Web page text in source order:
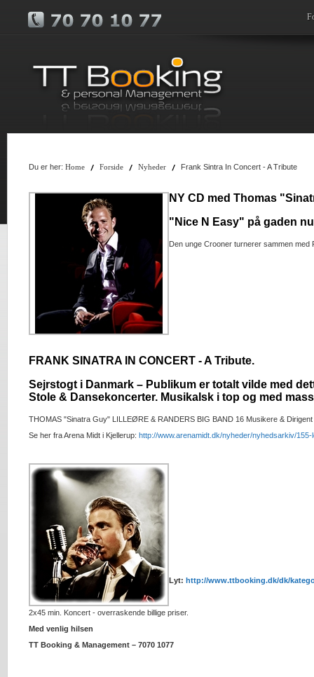
Du er her: Home Forside Nyheder Frank Sintra In Concert - A Tribute
NY CD med Thomas
"Nice N Easy" på gaden
Den unge Crooner turnerer sammen med
FRANK SINATRA IN CONCERT - A Tribute.
Sejrstogt i Danmark – Publikum er totalt vilde med
Stole & Dansekoncerter. Musikalsk i top og med
THOMAS "Sinatra Guy" LILLEØRE & RANDERS BIG BAND 16 Musikere & Dirigent
Se her fra Arena Midt i Kjellerup: http://www.arenamidt.dk/nyheder/nyhedsarkiv/
Lyt: http://www.ttbooking.dk/dk/
2x45 min. Koncert - overraskende billige priser.
Med venlig hilsen
TT Booking & Management – 7070 1077